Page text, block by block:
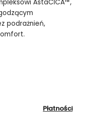
AstaCICA™,
podrażnień,
Płatności